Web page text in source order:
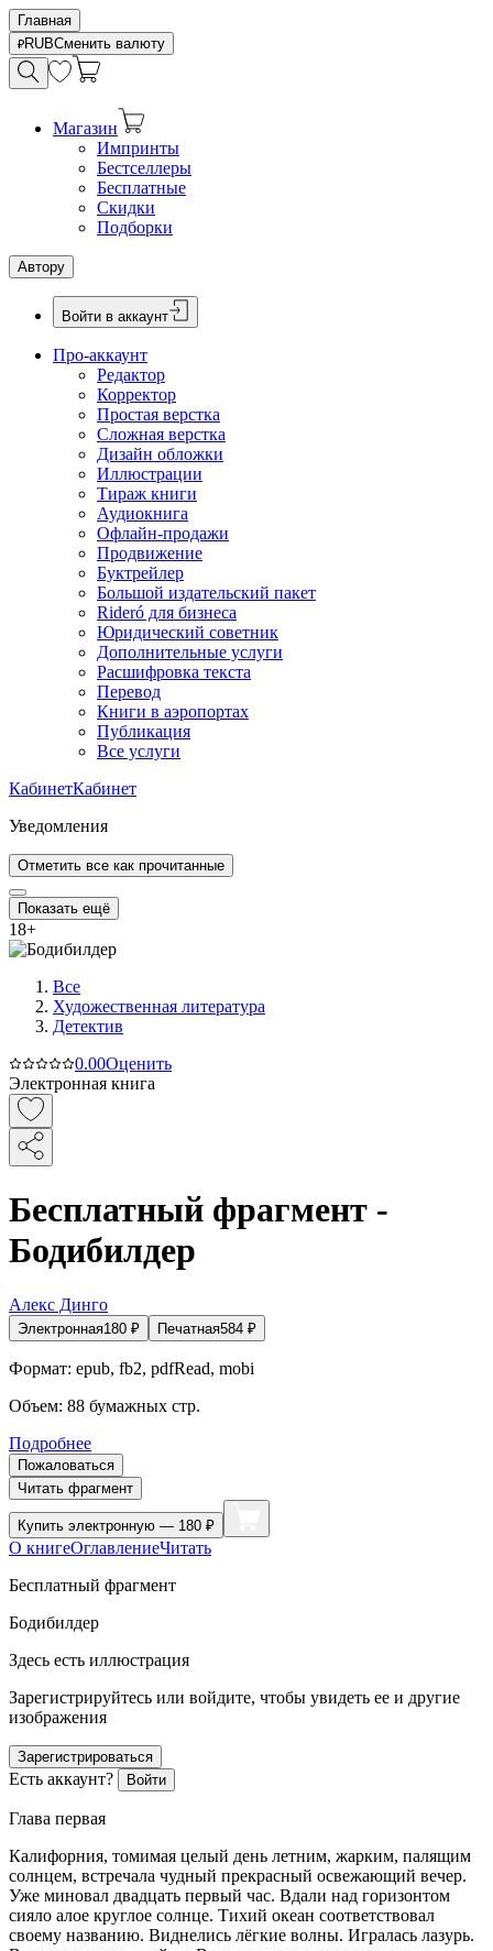
Главная
RUBСменить валюту
Магазин
Импринты
Бестселлеры
Бесплатные
Скидки
Подборки
Автору
Войти в аккаунт
Про-аккаунт
Редактор
Корректор
Простая верстка
Сложная верстка
Дизайн обложки
Иллюстрации
Тираж книги
Аудиокнига
Офлайн-продажи
Продвижение
Буктрейлер
Большой издательский пакет
Rideró для бизнеса
Юридический советник
Дополнительные услуги
Расшифровка текста
Перевод
Книги в аэропортах
Публикация
Все услуги
КабинетКабинет
Уведомления
Отметить все как прочитанные
Показать ещё
18+
Все
Художественная литература
Детектив
0.00Оценить
Электронная книга
Бесплатный фрагмент -
Бодибилдер
Алекс Динго
Электронная180 ₽ Печатная584 ₽
Формат: epub, fb2, pdfRead, mobi
Объем: 88 бумажных стр.
Подробнее
Пожаловаться
Читать фрагмент
Купить электронную — 180 ₽
О книгеОглавлениеЧитать
Бесплатный фрагмент
Бодибилдер
Здесь есть иллюстрация
Зарегистрируйтесь или войдите, чтобы увидеть ее и другие
изображения
Зарегистрироваться
Есть аккаунт? Войти
Глава первая
Калифорния, томимая целый день летним, жарким, палящим
солнцем, встречала чудный прекрасный освежающий вечер.
Уже миновал двадцать первый час. Вдали над горизонтом
сияло алое круглое солнце. Тихий океан соответствовал
своему названию. Виднелись лёгкие волны. Игралась лазурь.